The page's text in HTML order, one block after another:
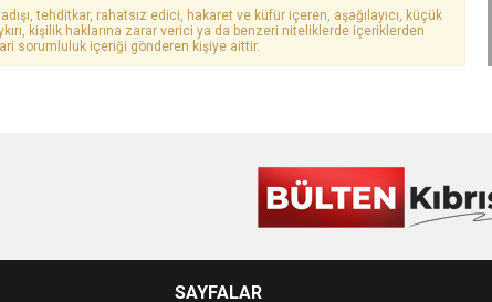
tehditkar, rahatsız edici, hakaret ve küfür içeren, aşağılayıcı, küçük
kişilik haklarına zarar verici ya da benzeri niteliklerde içeriklerden
sorumluluk içeriği gönderen kişiye aittir.
SAYFALAR